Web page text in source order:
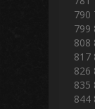
790
799
808
817
826
835
844